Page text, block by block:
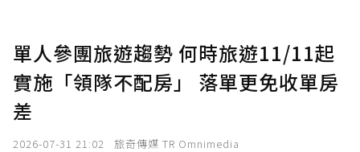
確認送出
單人參團旅遊趨勢 何時旅遊11/11起
實施「領隊不配房」 落單更免收單房
差
2026-07-31 21:02 旅奇傳媒 TR Omnimedia